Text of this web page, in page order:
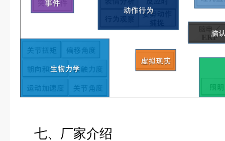
七、厂家介绍